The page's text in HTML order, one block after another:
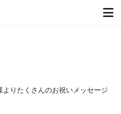
りたくさんのお祝いメッセージ